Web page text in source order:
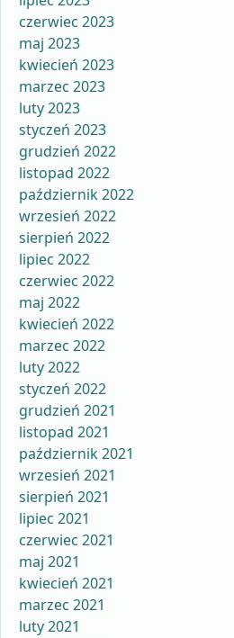
czerwiec 2023
maj 2023
kwiecień 2023
marzec 2023
luty 2023
styczeń 2023
grudzień 2022
listopad 2022
październik 2022
wrzesień 2022
sierpień 2022
lipiec 2022
czerwiec 2022
maj 2022
kwiecień 2022
marzec 2022
luty 2022
styczeń 2022
grudzień 2021
listopad 2021
październik 2021
wrzesień 2021
sierpień 2021
lipiec 2021
czerwiec 2021
maj 2021
kwiecień 2021
marzec 2021
luty 2021